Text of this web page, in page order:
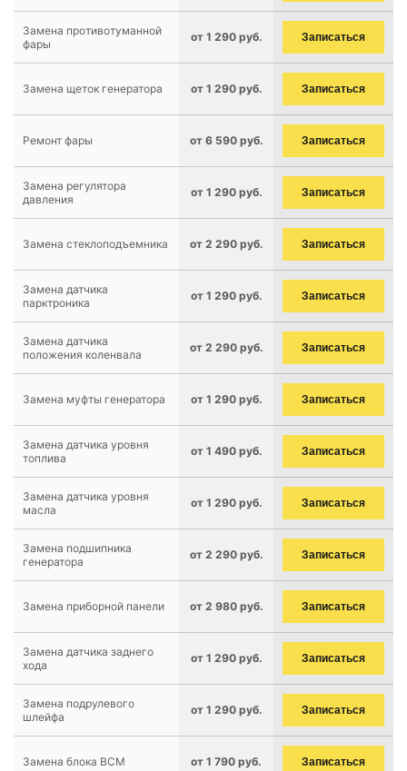
Замена противотуманной
фары
от 1 290 руб. Записаться
Замена щеток генератора от 1 290 руб. Записаться
Ремонт фары от 6 590 руб. Записаться
Замена регулятора
давления
от 1 290 руб. Записаться
Замена стеклоподъемника от 2 290 руб. Записаться
Замена датчика
парктроника
от 1 290 руб. Записаться
Замена датчика
положения коленвала
от 2 290 руб. Записаться
Замена муфты генератора от 1 290 руб. Записаться
Замена датчика уровня
топлива
от 1 490 руб. Записаться
Замена датчика уровня
масла
от 1 290 руб. Записаться
Замена подшипника
генератора
от 2 290 руб. Записаться
Замена приборной панели от 2 980 руб. Записаться
Замена датчика заднего
хода
от 1 290 руб. Записаться
Замена подрулевого
шлейфа
от 1 290 руб. Записаться
Замена блока BCM от 1 790 руб. Записаться